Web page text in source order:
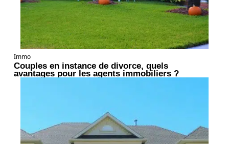
Immo
Couples en instance de divorce, quels
avantages pour les agents immobiliers ?